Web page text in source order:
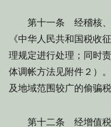
第十一条 经稽核、
《中华人民共和国税收
理规定进行处理；同时
体调帐方法见附件２）
及地域范围较广的偷骗
第十二条 经增值税